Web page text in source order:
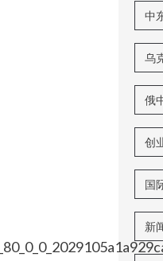
中
乌
俄
创
国
新